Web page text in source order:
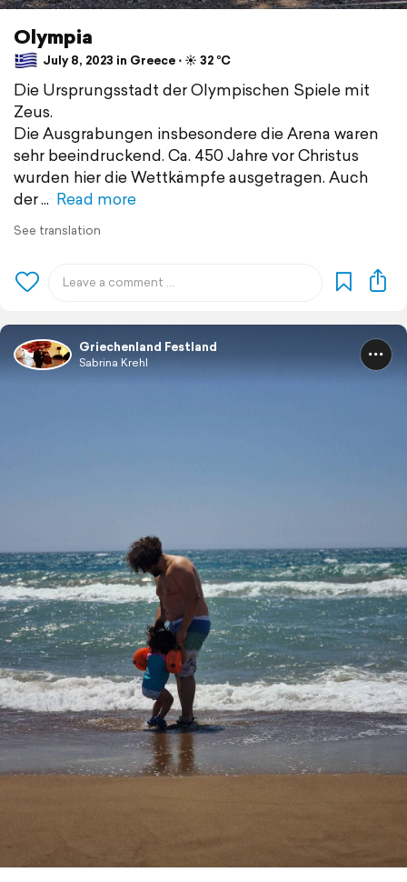
Olympia
July 8, 2023 in Greece ⋅ ☀️ 32 °C
Die Ursprungsstadt der Olympischen Spiele mit
Zeus.
Die Ausgrabungen insbesondere die Arena waren
sehr beeindruckend. Ca. 450 Jahre vor Christus
wurden hier die Wettkämpfe ausgetragen. Auch
der
Read more
See translation
Griechenland Festland
Sabrina Krehl